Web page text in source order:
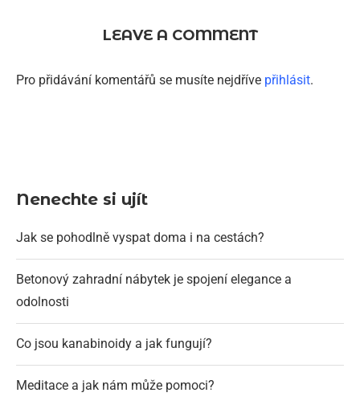
LEAVE A COMMENT
Pro přidávání komentářů se musíte nejdříve přihlásit.
Nenechte si ujít
Jak se pohodlně vyspat doma i na cestách?
Betonový zahradní nábytek je spojení elegance a
odolnosti
Co jsou kanabinoidy a jak fungují?
Meditace a jak nám může pomoci?